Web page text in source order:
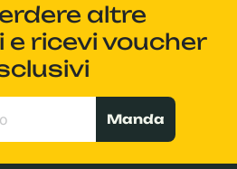
altre
e ricevi voucher
Manda